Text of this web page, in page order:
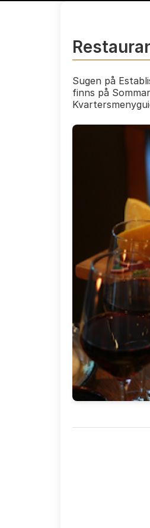
Sugen på
finns på